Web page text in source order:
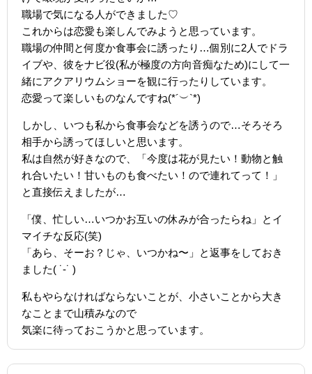
職場で気になる人ができました♡
これからは恋愛も楽しんでみようと思っています。
職場の仲間と何度か食事会に誘ったり…個別に2人でドラ
イブや、彼をナビ役(私が極度の方向音痴なため)にして一
緒にアクアリウムショーを観に行ったりしています。
恋愛って楽しいものなんですね(*´︶`*)
しかし、いつも私から食事会などを誘うので…そろそろ
相手から誘ってほしいと思います。
私は自然が好きなので、「今度は花が見たい！動物と触
れ合いたい！甘いものも食べたい！ので連れてって！」
と直接伝えましたが…
「僕、忙しい…いつかお互いの休みが合ったらね」とイ
マイチな反応(笑)
「あら、そーお？じゃ、いつかね〜」と返事をしておき
ました( ˙-˙ )
私もやらなければならないことが、小さいことから大き
なことまで山積みなので
気楽に待っておこうかと思っています。